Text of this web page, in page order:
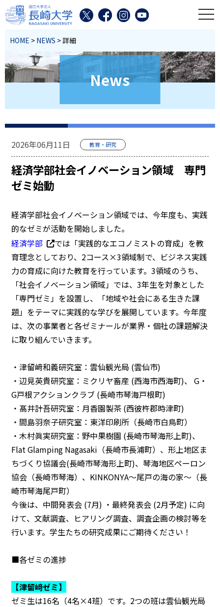
HOME > NEWS > 詳細
News
2026年06月11日 教育・研究
経済学部社会イノベーション領域 専門
ゼミ始動
経済学部社会イノベーション領域では、今年度も、実践
的なゼミが活動を開始しました。
経済学部
では「実践的なエコノミストの育成」を教
育理念としており、 2コース×3領域制で、ビジネス実践
力の育成に向けた教育を行っています。 3領域のうち、
「社会イノベーション領域」では、 3年生を対象とした
「専門ゼミ」を設置し、「地域や社会にある生きた課
題」をテーマに実践的な学びを展開しています。今年度
は、次の事業者と各ゼミナールが業界・個社の課題解決
に取り組んでいきます。
・津留﨑和義研究室：雲仙観光局 (雲仙市)
・辺見英貴研究室：ミクリヤ畜産 (西海市西海町)、 G・
G戸根アクションクラブ (長崎市琴海戸根町)
・髙井計吾研究室：月香園製茶 (西彼杵郡時津町)
・間島羽奈子研究室：東洋印刷所（長崎市白鳥町）
・木村眞実研究室：野中果樹園 (長崎市琴海形上町)、
Flat Glamping Nagasaki（長崎市長浦町）、形上地区ま
ちづくり協議会(長崎市琴海形上町)、琴海地区ペーロン
協会（長崎市琴海）、KINKONYA～尾戸の海の家～（長
崎市琴海尾戸町）
今後は、中間発表会 (7月) ・最終発表会 (2月予定) に向
けて、文献調査、ヒアリング調査、調査企画の検討等を
行います。学生たちの研究成果にご期待ください！
■各ゼミの進捗
【津留﨑ゼミ】
ゼミ生は16名（4名×4班）です。2つの班は雲仙観光局